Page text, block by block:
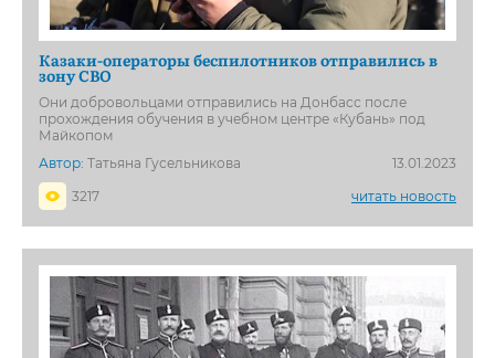
Казаки-операторы беспилотников отправились в
зону СВО
Они добровольцами отправились на Донбасс после
прохождения обучения в учебном центре «Кубань» под
Майкопом
Автор: Татьяна Гусельникова
13.01.2023
3217
читать новость